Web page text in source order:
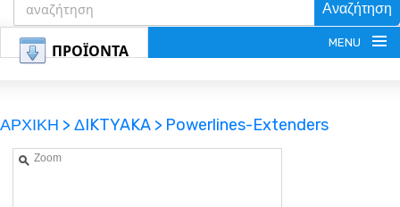
Αναζήτηση
ΠΡΟΪΟΝΤΑ MENU
ΑΡΧΙΚΗ > ΔIKTYAKA > Powerlines-Extenders
Zoom